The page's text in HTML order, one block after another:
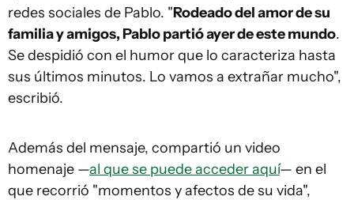
redes sociales de Pablo. "Rodeado del amor de su
familia y amigos, Pablo partió ayer de este mundo.
Se despidió con el humor que lo caracteriza hasta
sus últimos minutos. Lo vamos a extrañar mucho",
escribió.
Además del mensaje, compartió un video
homenaje —al que se puede acceder aquí— en el
que recorrió "momentos y afectos de su vida",